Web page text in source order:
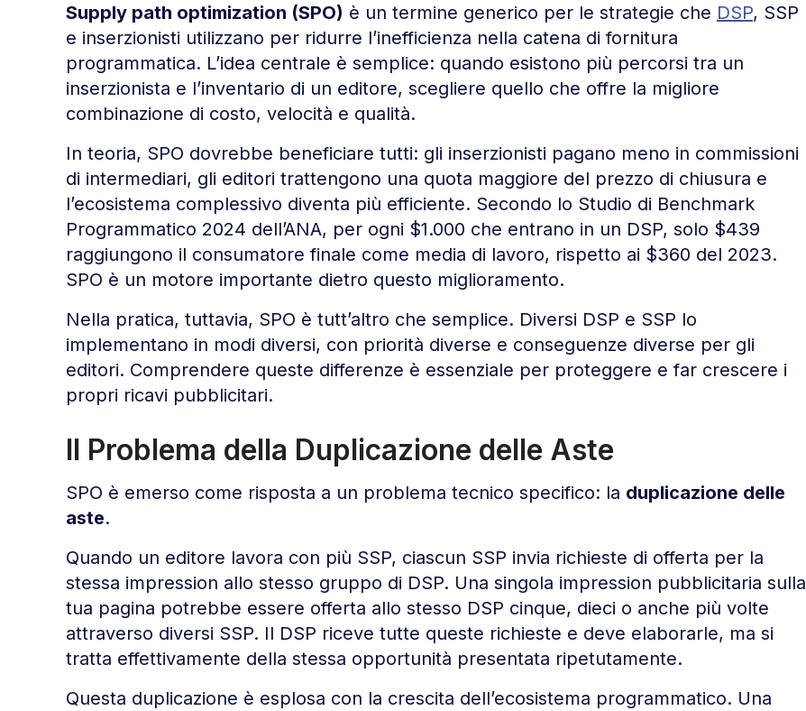
Supply path optimization (SPO) è un termine generico per le strategie che DSP, SSP
e inserzionisti utilizzano per ridurre l’inefficienza nella catena di fornitura
programmatica. L’idea centrale è semplice: quando esistono più percorsi tra un
inserzionista e l’inventario di un editore, scegliere quello che offre la migliore
combinazione di costo, velocità e qualità.
In teoria, SPO dovrebbe beneficiare tutti: gli inserzionisti pagano meno in commissioni
di intermediari, gli editori trattengono una quota maggiore del prezzo di chiusura e
l’ecosistema complessivo diventa più efficiente. Secondo lo Studio di Benchmark
Programmatico 2024 dell’ANA, per ogni $1.000 che entrano in un DSP, solo $439
raggiungono il consumatore finale come media di lavoro, rispetto ai $360 del 2023.
SPO è un motore importante dietro questo miglioramento.
Nella pratica, tuttavia, SPO è tutt’altro che semplice. Diversi DSP e SSP lo
implementano in modi diversi, con priorità diverse e conseguenze diverse per gli
editori. Comprendere queste differenze è essenziale per proteggere e far crescere i
propri ricavi pubblicitari.
Il Problema della Duplicazione delle Aste
SPO è emerso come risposta a un problema tecnico specifico: la duplicazione delle
aste.
Quando un editore lavora con più SSP, ciascun SSP invia richieste di offerta per la
stessa impression allo stesso gruppo di DSP. Una singola impression pubblicitaria sulla
tua pagina potrebbe essere offerta allo stesso DSP cinque, dieci o anche più volte
attraverso diversi SSP. Il DSP riceve tutte queste richieste e deve elaborarle, ma si
tratta effettivamente della stessa opportunità presentata ripetutamente.
Questa duplicazione è esplosa con la crescita dell’ecosistema programmatico. Una